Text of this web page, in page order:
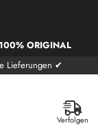
ORIGINAL
Lieferungen ✔
Verfolgen